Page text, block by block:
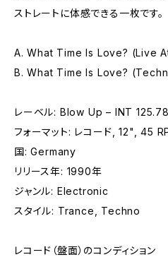
ストレートに体感できる一枚です。
A. What Time Is Love? (Live
B. What Time Is Love?
レーベル: Blow Up – INT
フォーマット: レコード, 12", 45
国: Germany
リリース年: 1990年
ジャンル: Electronic
スタイル: Trance, Techno
レコード（盤面）のコンディション